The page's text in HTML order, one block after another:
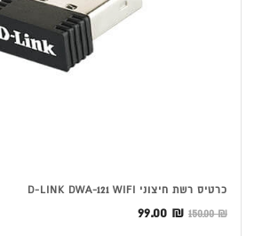
כרטיס רשת ‏חיצוני D-LINK DWA-121 WIFI
150.00₪
המחיר
99.00 ₪
המחיר